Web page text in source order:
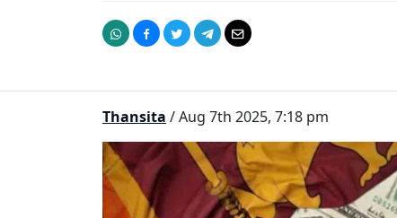
Thansita / Aug 7th 2025, 7:18 pm